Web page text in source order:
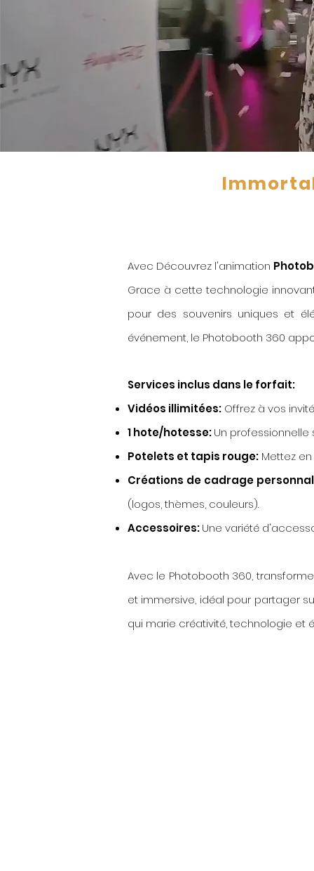
Avec Découvrez l'animation
Grace à cette technologie
pour des souvenirs uniques et
événement, le Photobooth 360
Services inclus dans le forfait:
Vidéos illimitées: Offrez à vos
1 hote/hotesse:Un
Potelets et tapis rouge: Mettez
Créations de cadrage
(logos, thèmes, couleurs).
Accessoires:Une variété
Avec le Photobooth 360,
et immersive, idéal pour partager
qui marie créativité, technologie et